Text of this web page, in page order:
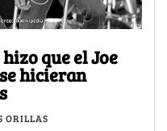
que el Joe
hicieran
ORILLAS